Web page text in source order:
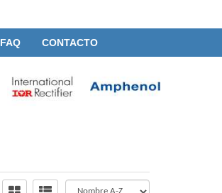
FAQ CONTACTO